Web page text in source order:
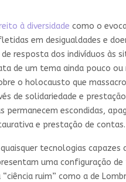
à diversidade como o
em desigualdades e
resposta dos indivíduos às
de um tema ainda pouco
o holocausto que
de solidariedade e
escondidas,
e prestação de contas.
tecnologias
uma configuração
ruim” como a de